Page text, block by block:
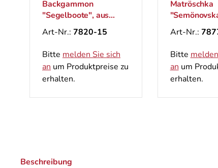
Backgammon
"Segelboote", aus
Holz, 600x600 mm
Art-Nr.: 7820-15
Bitte melden Sie sich
an um Produktpreise zu
erhalten.
Matröschka
(5 Figuren)
Art-Nr.:
Bitte
an um
erhalten.
Beschreibung